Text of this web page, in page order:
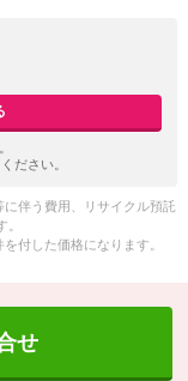
ださい。
伴う費用、リサイクル預託
付した価格になります。
せ